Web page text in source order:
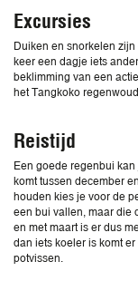
Excursies
Duiken en snorkelen
keer een dagje iets
beklimming van een
het Tangkoko
Reistijd
Een goede regenbui
komt tussen december
houden kies je voor de
een bui vallen, maar die
en met maart is er dus
dan iets koeler is komt
potvissen.